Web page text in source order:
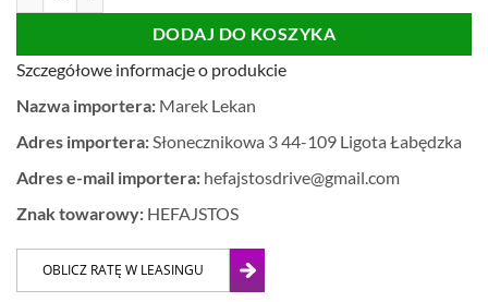
DODAJ DO KOSZYKA
Szczegółowe informacje o produkcie
Nazwa importera: Marek Lekan
Adres importera: Słonecznikowa 3 44-109 Ligota Łabędzka
Adres e-mail importera: hefajstosdrive@gmail.com
Znak towarowy: HEFAJSTOS